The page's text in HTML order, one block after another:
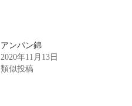
アンパン錦
2020年11月13日
類似投稿